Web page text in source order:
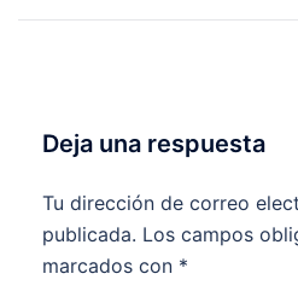
Deja una respuesta
Tu dirección de correo
publicada. Los campos
marcados con *